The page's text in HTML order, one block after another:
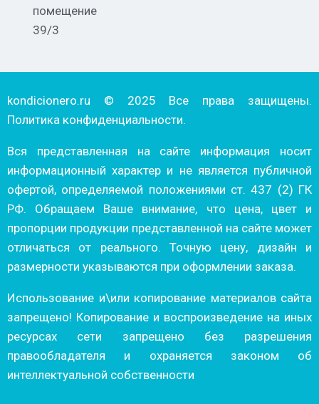
помещение
39/3
kondicionero.ru © 2025 Все права защищены.
Политика конфиденциальности.
Вся представленная на сайте информация носит
информационный характер и не является публичной
офертой, определяемой положениями ст. 437 (2) ГК
РФ. Обращаем Ваше внимание, что цена, цвет и
пропорции продукции представленной на сайте может
отличаться от реального. Точную цену, дизайн и
размерности указываются при оформлении заказа.
Использование и\или копирование материалов сайта
запрещено! Копирование и воспроизведение на иных
ресурсах сети запрещено без разрешения
правообладателя и охраняется законом об
интеллектуальной собственности